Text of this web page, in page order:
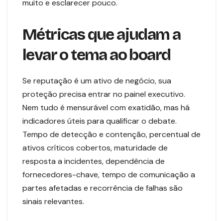
muito e esclarecer pouco.
Métricas que ajudam a
levar o tema ao board
Se reputação é um ativo de negócio, sua
proteção precisa entrar no painel executivo.
Nem tudo é mensurável com exatidão, mas há
indicadores úteis para qualificar o debate.
Tempo de detecção e contenção, percentual de
ativos críticos cobertos, maturidade de
resposta a incidentes, dependência de
fornecedores-chave, tempo de comunicação a
partes afetadas e recorrência de falhas são
sinais relevantes.